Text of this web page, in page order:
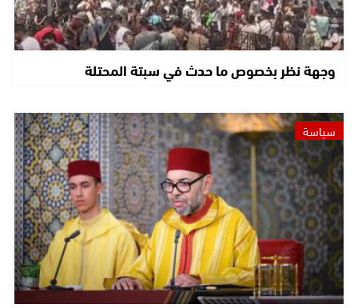
وجهة نظر بخصوص ما حدث في سبتة المحتلة
سياسة